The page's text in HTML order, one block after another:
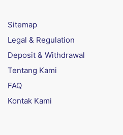
Sitemap
Legal & Regulation
Deposit & Withdrawal
Tentang Kami
FAQ
Kontak Kami